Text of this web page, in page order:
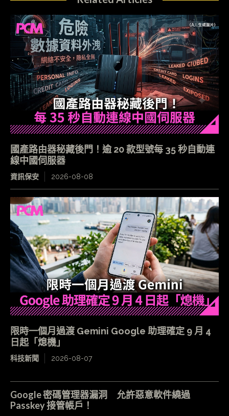
國產路由器秘藏後門！逾 20 款型號每 35 秒自動連
線中國伺服器
資訊保安 2026-08-08
限時一個月過渡 Gemini Google 助理確定 9 月 4
日起「熄機」
科技新聞 2026-08-07
Google 密碼管理器漏洞 允許惡意軟件繞過
Passkey 接管帳戶！